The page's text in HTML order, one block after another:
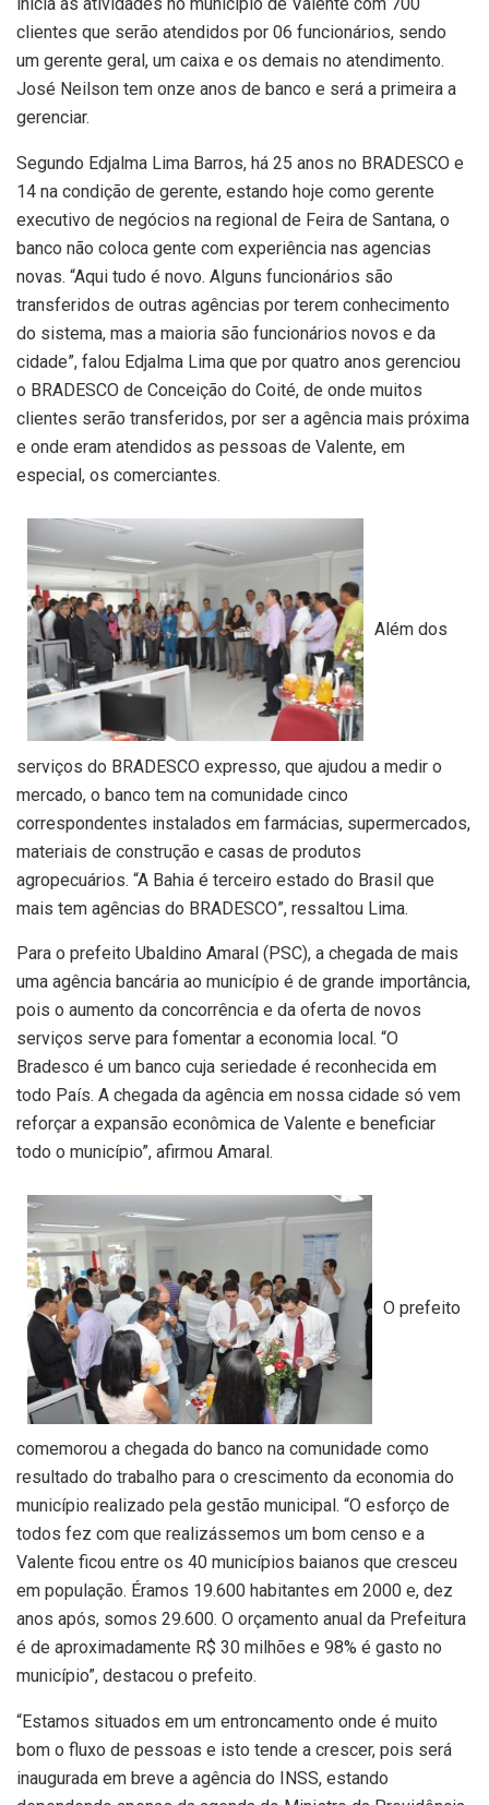
clientes que serão atendidos por 06 funcionários, sendo
um gerente geral, um caixa e os demais no atendimento.
José Neilson tem onze anos de banco e será a primeira a
gerenciar.
Segundo Edjalma Lima Barros, há 25 anos no BRADESCO e
14 na condição de gerente, estando hoje como gerente
executivo de negócios na regional de Feira de Santana, o
banco não coloca gente com experiência nas agencias
novas. “Aqui tudo é novo. Alguns funcionários são
transferidos de outras agências por terem conhecimento
do sistema, mas a maioria são funcionários novos e da
cidade”, falou Edjalma Lima que por quatro anos gerenciou
o BRADESCO de Conceição do Coité, de onde muitos
clientes serão transferidos, por ser a agência mais próxima
e onde eram atendidos as pessoas de Valente, em
especial, os comerciantes.
Além dos
serviços do BRADESCO expresso, que ajudou a medir o
mercado, o banco tem na comunidade cinco
correspondentes instalados em farmácias, supermercados,
materiais de construção e casas de produtos
agropecuários. “A Bahia é terceiro estado do Brasil que
mais tem agências do BRADESCO”, ressaltou Lima.
Para o prefeito Ubaldino Amaral (PSC), a chegada de mais
uma agência bancária ao município é de grande importância,
pois o aumento da concorrência e da oferta de novos
serviços serve para fomentar a economia local. “O
Bradesco é um banco cuja seriedade é reconhecida em
todo País. A chegada da agência em nossa cidade só vem
reforçar a expansão econômica de Valente e beneficiar
todo o município”, afirmou Amaral.
O prefeito
comemorou a chegada do banco na comunidade como
resultado do trabalho para o crescimento da economia do
município realizado pela gestão municipal. “O esforço de
todos fez com que realizássemos um bom censo e a
Valente ficou entre os 40 municípios baianos que cresceu
em população. Éramos 19.600 habitantes em 2000 e, dez
anos após, somos 29.600. O orçamento anual da Prefeitura
é de aproximadamente R$ 30 milhões e 98% é gasto no
município”, destacou o prefeito.
“Estamos situados em um entroncamento onde é muito
bom o fluxo de pessoas e isto tende a crescer, pois será
inaugurada em breve a agência do INSS, estando